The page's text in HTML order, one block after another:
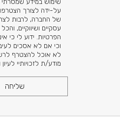
שימוש במידע שמסרתי
על-ידה לצורך
של החברה, לרבות
עסקיים ושיווקיים,
הפרטיות. ידוע לי כי
וכי אם לא אסכים
לא אוכל להצטרף
מודע/ת לזכויותיי
שליחה